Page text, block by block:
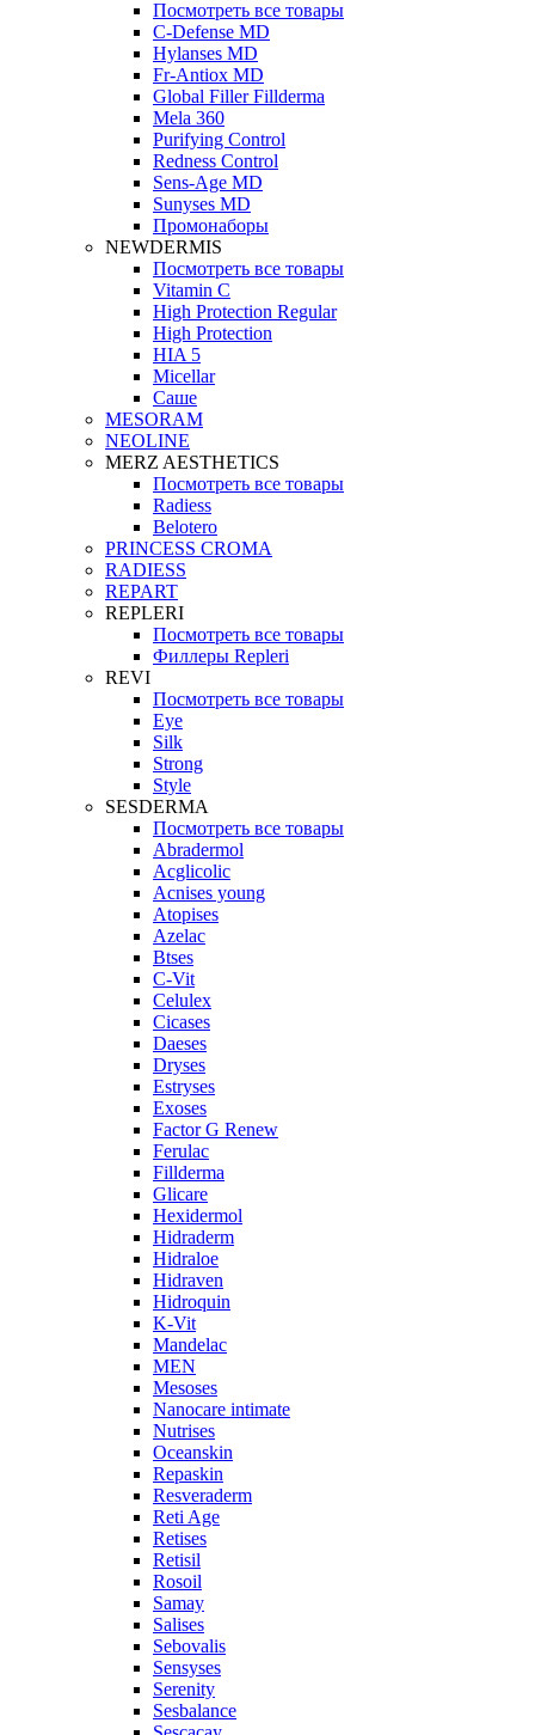
Посмотреть все товары
C-Defense MD
Hylanses MD
Fr‑Antiox MD
Global Filler Fillderma
Mela 360
Purifying Control
Redness Control
Sens-Age MD
Sunyses MD
Промонаборы
NEWDERMIS
Посмотреть все товары
Vitamin C
High Protection Regular
High Protection
HIA 5
Micellar
Саше
MESORAM
NEOLINE
MERZ AESTHETICS
Посмотреть все товары
Radiess
Belotero
PRINCESS CROMA
RADIESS
REPART
REPLERI
Посмотреть все товары
Филлеры Repleri
REVI
Посмотреть все товары
Eye
Silk
Strong
Style
SESDERMA
Посмотреть все товары
Abradermol
Acglicolic
Acnises young
Atopises
Azelac
Btses
C-Vit
Celulex
Cicases
Daeses
Dryses
Estryses
Exoses
Factor G Renew
Ferulac
Fillderma
Glicare
Hexidermol
Hidraderm
Hidraloe
Hidraven
Hidroquin
K-Vit
Mandelac
MEN
Mesoses
Nanocare intimate
Nutrises
Oceanskin
Repaskin
Resveraderm
Reti Age
Retises
Retisil
Rosoil
Samay
Salises
Sebovalis
Sensyses
Serenity
Sesbalance